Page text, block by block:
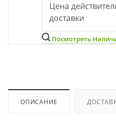
Цена
доставки
Посмотреть
ОПИСАНИЕ